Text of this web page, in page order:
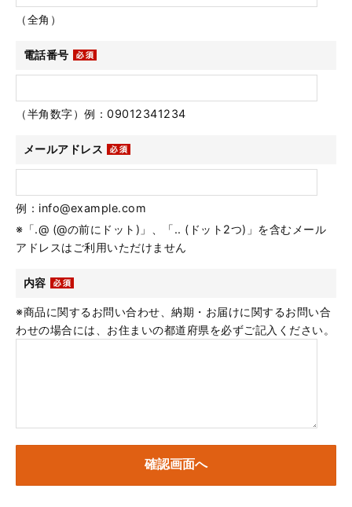
（全角）
電話番号
（半角数字）例：09012341234
メールアドレス
例：info@example.com
※「.@ (@の前にドット)」、「.. (ドット2つ)」を含むメール
アドレスはご利用いただけません
内容
※商品に関するお問い合わせ、納期・お届けに関するお問い合
わせの場合には、お住まいの都道府県を必ずご記入ください。